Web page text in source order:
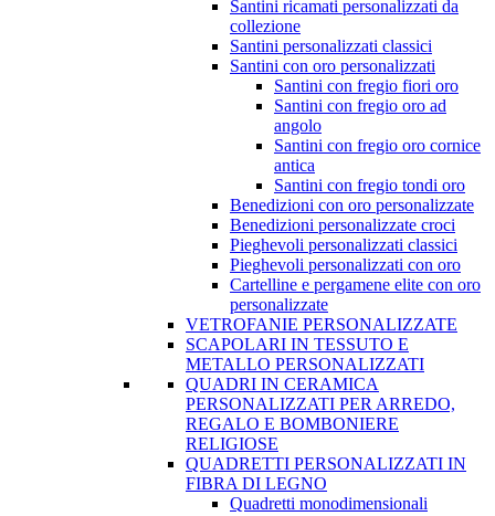
Santini ricamati personalizzati da
collezione
Santini personalizzati classici
Santini con oro personalizzati
Santini con fregio fiori oro
Santini con fregio oro ad
angolo
Santini con fregio oro cornice
antica
Santini con fregio tondi oro
Benedizioni con oro personalizzate
Benedizioni personalizzate croci
Pieghevoli personalizzati classici
Pieghevoli personalizzati con oro
Cartelline e pergamene elite con oro
personalizzate
VETROFANIE PERSONALIZZATE
SCAPOLARI IN TESSUTO E
METALLO PERSONALIZZATI
QUADRI IN CERAMICA
PERSONALIZZATI PER ARREDO,
REGALO E BOMBONIERE
RELIGIOSE
QUADRETTI PERSONALIZZATI IN
FIBRA DI LEGNO
Quadretti monodimensionali